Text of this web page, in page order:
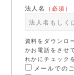
法人名 （必須）
資料をダウンロ
かお電話をさせ
れかにチェック
メールでの